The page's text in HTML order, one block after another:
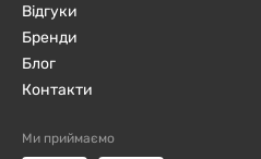
Відгуки
Бренди
Блог
Контакти
Ми приймаємо